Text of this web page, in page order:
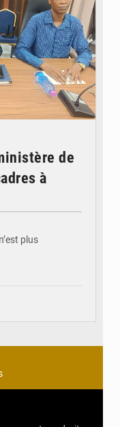
de
à
plus